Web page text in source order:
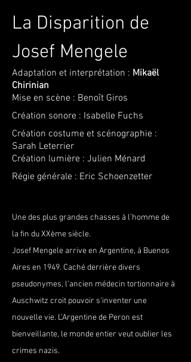
La Disparition de
Josef Mengele
Adaptation et interprétation : Mikaël
Chirinian
Mise en scène : Benoît Giros
Création sonore : Isabelle Fuchs
Création costume et scénographie :
Sarah Leterrier
Création lumière : Julien Ménard
Régie générale : Eric Schoenzetter
Une des plus grandes chasses à l’homme de
la fin du XXème siècle.
Josef Mengele arrive en Argentine, à Buenos
Aires en 1949. Caché derrière divers
pseudonymes, l’ancien médecin tortionnaire à
Auschwitz croit pouvoir s’inventer une
nouvelle vie. L’Argentine de Peron est
bienveillante, le monde entier veut oublier les
crimes nazis.